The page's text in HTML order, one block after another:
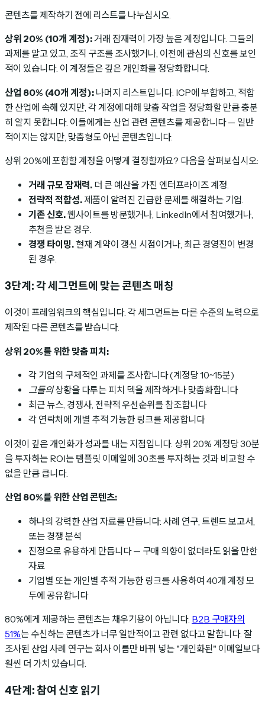
콘텐츠를 제작하기 전에 리스트를 나누십시오.
상위 20% (10개 계정):거래 잠재력이 가장 높은 계정입니다. 그들의
과제를 알고 있고, 조직 구조를 조사했거나, 이전에 관심의 신호를 보인
적이 있습니다. 이 계정들은 깊은 개인화를 정당화합니다.
산업 80% (40개 계정): 나머지 리스트입니다. ICP에 부합하고, 적합
한 산업에 속해 있지만, 각 계정에 대해 맞춤 작업을 정당화할 만큼 충분
히 알지 못합니다. 이들에게는 산업 관련 콘텐츠를 제공합니다 — 일반
적이지는 않지만, 맞춤형도 아닌 콘텐츠입니다.
상위 20%에 포함할 계정을 어떻게 결정할까요? 다음을 살펴보십시오:
거래 규모 잠재력. 더 큰 예산을 가진 엔터프라이즈 계정.
전략적 적합성. 제품이 알려진 긴급한 문제를 해결하는 기업.
기존 신호.웹사이트를 방문했거나, LinkedIn에서 참여했거나,
추천을 받은 경우.
경쟁 타이밍.현재 계약이 갱신 시점이거나, 최근 경영진이 변경
된 경우.
3단계: 각 세그먼트에 맞는 콘텐츠 매칭
이것이 프레임워크의 핵심입니다. 각 세그먼트는 다른 수준의 노력으로
제작된 다른 콘텐츠를 받습니다.
상위 20%를 위한 맞춤 피치:
각 기업의 구체적인 과제를 조사합니다 (계정당 10~15분)
그들의상황을 다루는 피치 덱을 제작하거나 맞춤화합니다
최근 뉴스, 경쟁사, 전략적 우선순위를 참조합니다
각 연락처에 개별 추적 가능한 링크를 제공합니다
이것이 깊은 개인화가 성과를 내는 지점입니다. 상위 20% 계정당 30분
을 투자하는 ROI는 템플릿 이메일에 30초를 투자하는 것과 비교할 수
없을 만큼 큽니다.
산업 80%를 위한 산업 콘텐츠:
하나의 강력한 산업 자료를 만듭니다: 사례 연구, 트렌드 보고서,
또는 경쟁 분석
진정으로 유용하게 만듭니다 — 구매 의향이 없더라도 읽을 만한
자료
기업별 또는 개인별 추적 가능한 링크를 사용하여 40개 계정 모
두에 공유합니다
80%에게 제공하는 콘텐츠는 채우기용이 아닙니다. B2B 구매자의
51%는 수신하는 콘텐츠가 너무 일반적이고 관련 없다고 말합니다. 잘
조사된 산업 사례 연구는 회사 이름만 바꿔 넣는 "개인화된" 이메일보다
훨씬 더 가치 있습니다.
4단계: 참여 신호 읽기